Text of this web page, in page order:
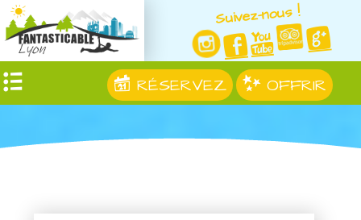
Suivez-nous !
RÉSERVEZ OFFRIR